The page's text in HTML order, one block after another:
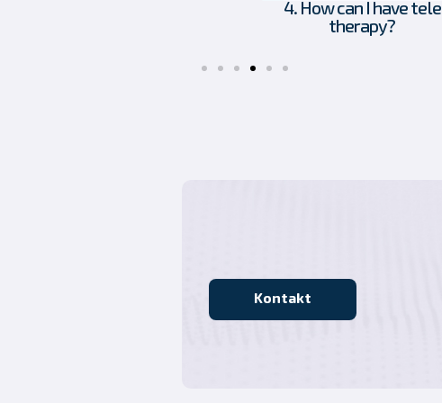
4. How can I have tele
therapy?
Kontakt